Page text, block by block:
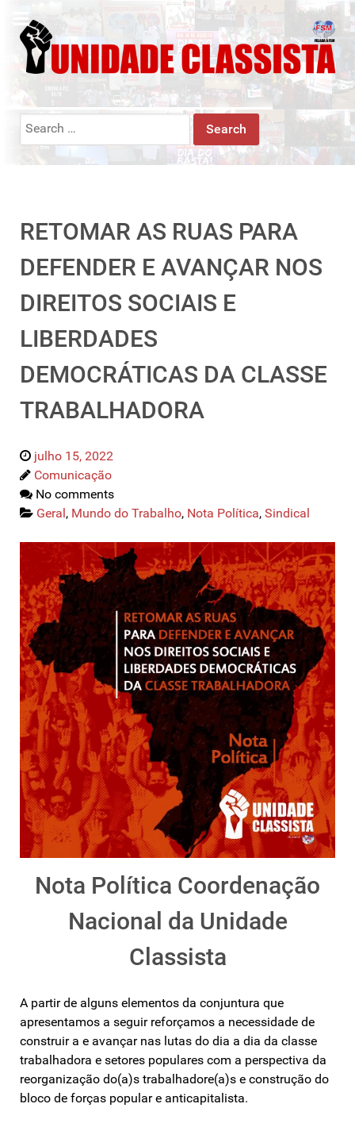
Search
RETOMAR AS RUAS PARA
DEFENDER E AVANÇAR NOS
DIREITOS SOCIAIS E
LIBERDADES
DEMOCRÁTICAS DA CLASSE
TRABALHADORA
julho 15, 2022
Comunicação
No comments
Geral, Mundo do Trabalho, Nota Política, Sindical
Nota Política Coordenação
Nacional da Unidade
Classista
A partir de alguns elementos da conjuntura que
apresentamos a seguir reforçamos a necessidade de
construir a e avançar nas lutas do dia a dia da classe
trabalhadora e setores populares com a perspectiva da
reorganização do(a)s trabalhadore(a)s e construção do
bloco de forças popular e anticapitalista.